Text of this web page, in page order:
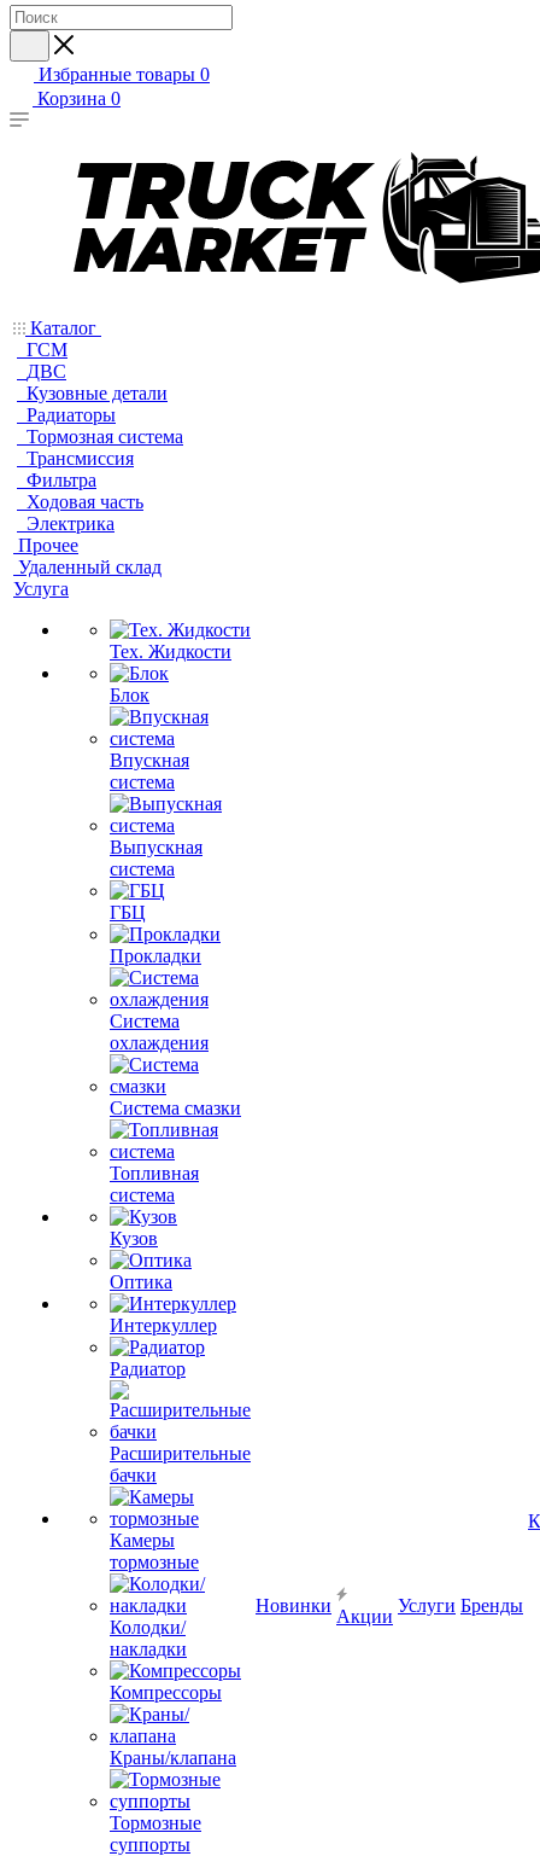
Избранные товары 0
Корзина 0
Каталог
ГСМ
ДВС
Кузовные детали
Радиаторы
Тормозная система
Трансмиссия
Фильтра
Ходовая часть
Электрика
Прочее
Удаленный склад
Услуга
Тех. Жидкости
Блок
Впускная
система
Выпускная
система
ГБЦ
Прокладки
Система
охлаждения
Система смазки
Топливная
система
Кузов
Оптика
Интеркуллер
Радиатор
Расширительные
бачки
Камеры
тормозные
Колодки/
накладки
Компрессоры
Краны/клапана
Тормозные
суппорты
Новинки
Акции
Услуги Бренды